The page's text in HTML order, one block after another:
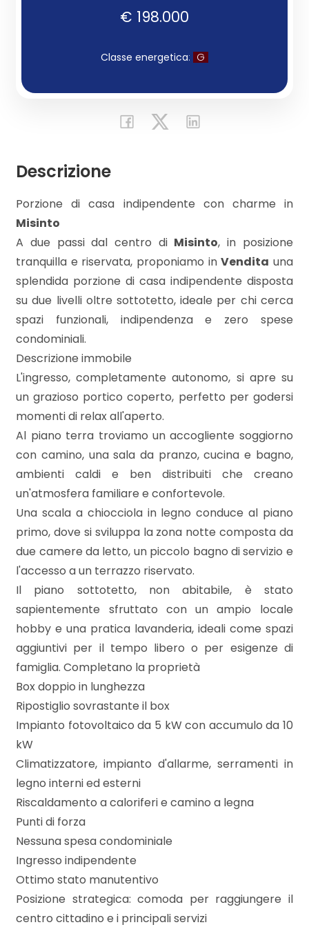
€ 198.000
Classe energetica: G
Descrizione
Porzione di casa indipendente con charme in
Misinto
A due passi dal centro di Misinto, in posizione
tranquilla e riservata, proponiamo inVendita una
splendida porzione di casa indipendente disposta
su due livelli oltre sottotetto, ideale per chi cerca
spazi funzionali, indipendenza e zero spese
condominiali.
Descrizione immobile
L'ingresso, completamente autonomo, si apre su
un grazioso portico coperto, perfetto per godersi
momenti di relax all'aperto.
Al piano terra troviamo un accogliente soggiorno
con camino, una sala da pranzo, cucina e bagno,
ambienti caldi e ben distribuiti che creano
un'atmosfera familiare e confortevole.
Una scala a chiocciola in legno conduce al piano
primo, dove si sviluppa la zona notte composta da
due camere da letto, un piccolo bagno di servizio e
l'accesso a un terrazzo riservato.
Il piano sottotetto, non abitabile, è stato
sapientemente sfruttato con un ampio locale
hobby e una pratica lavanderia, ideali come spazi
aggiuntivi per il tempo libero o per esigenze di
famiglia. Completano la proprietà
Box doppio in lunghezza
Ripostiglio sovrastante il box
Impianto fotovoltaico da 5 kW con accumulo da 10
kW
Climatizzatore, impianto d'allarme, serramenti in
legno interni ed esterni
Riscaldamento a caloriferi e camino a legna
Punti di forza
Nessuna spesa condominiale
Ingresso indipendente
Ottimo stato manutentivo
Posizione strategica: comoda per raggiungere il
centro cittadino e i principali servizi
Prezzo
Totale
mq
Locali
minimi
Qualsiasi
1
5
5+
Bagni
minimi
Qualsiasi
1